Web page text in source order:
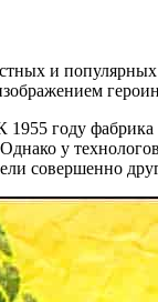
и
1955 году
у